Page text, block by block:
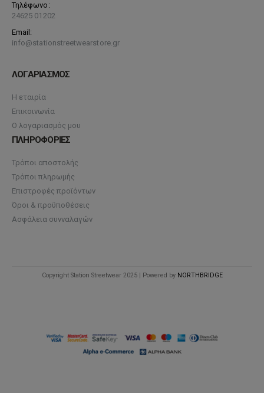
Τηλέφωνο:
24625 01202
Email:
info@stationstreetwearstore.gr
ΛΟΓΑΡΙΑΣΜΟΣ
Η εταιρία
Επικοινωνία
Ο λογαριασμός μου
ΠΛΗΡΟΦΟΡΙΕΣ
Τρόποι αποστολής
Τρόποι πληρωμής
Επιστροφές προϊόντων
Όροι & προϋποθέσεις
Ασφάλεια συνναλαγών
Copyright Station Streetwear 2025 | Powered by NORTHBRIDGE